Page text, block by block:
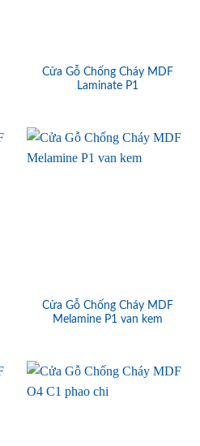
Cửa Gỗ Chống Cháy MDF
Laminate P1
Cửa Gỗ Chống Cháy MDF
Melamine P1 van kem